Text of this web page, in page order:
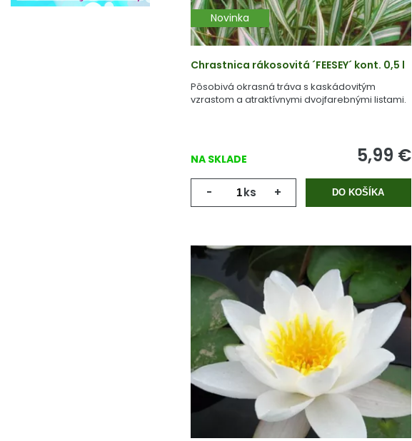
Novinka
Chrastnica rákosovitá ´FEESEY´ kont. 0,5 l
Pôsobivá okrasná tráva s kaskádovitým
vzrastom a atraktívnymi dvojfarebnými listami.
NA SKLADE 5,99 €
- ks + DO KOŠÍKA